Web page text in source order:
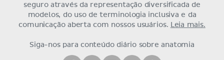
seguro através da representação diversificada de
modelos, do uso de terminologia inclusiva e da
comunicação aberta com nossos usuários. Leia mais.
Siga-nos para conteúdo diário sobre anatomia